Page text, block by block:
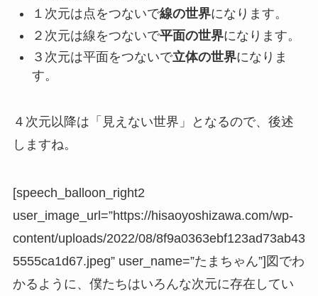
１次元は点をつないで線の世界になります。
２次元は線をつないで平面の世界になります。
３次元は平面をつないで立体の世界になりま
す。
４次元以降は「見えない世界」となるので、後述
しますね。
[speech_balloon_right2
user_image_url=”https://hisaoyoshizawa.com/wp-
content/uploads/2022/08/8f9a0363ebf123ad73ab43
5555ca1d67.jpeg” user_name=”たまちゃん”]図でわ
かるように、僕たちはいろんな次元に存在してい